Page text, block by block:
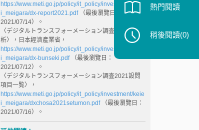
https://www.meti.go.jp/policy/it_policy/investment/keie
i_meigara/dx-report2021.pdf（最後瀏覽日：
2021/07/14）。
〈デジタルトランスフォーメーション調査2021の分
析〉，日本經濟產業省，
https://www.meti.go.jp/policy/it_policy/investment/keie
i_meigara/dx-bunseki.pdf（最後瀏覽日：
2021/07/12）。
〈デジタルトランスフォーメーション調査2021設問
項目一覧〉，
https://www.meti.go.jp/policy/it_policy/investment/keie
i_meigara/dxchosa2021setumon.pdf（最後瀏覽日：
2021/07/16）。
熱門閱讀
稍後閱讀(0)